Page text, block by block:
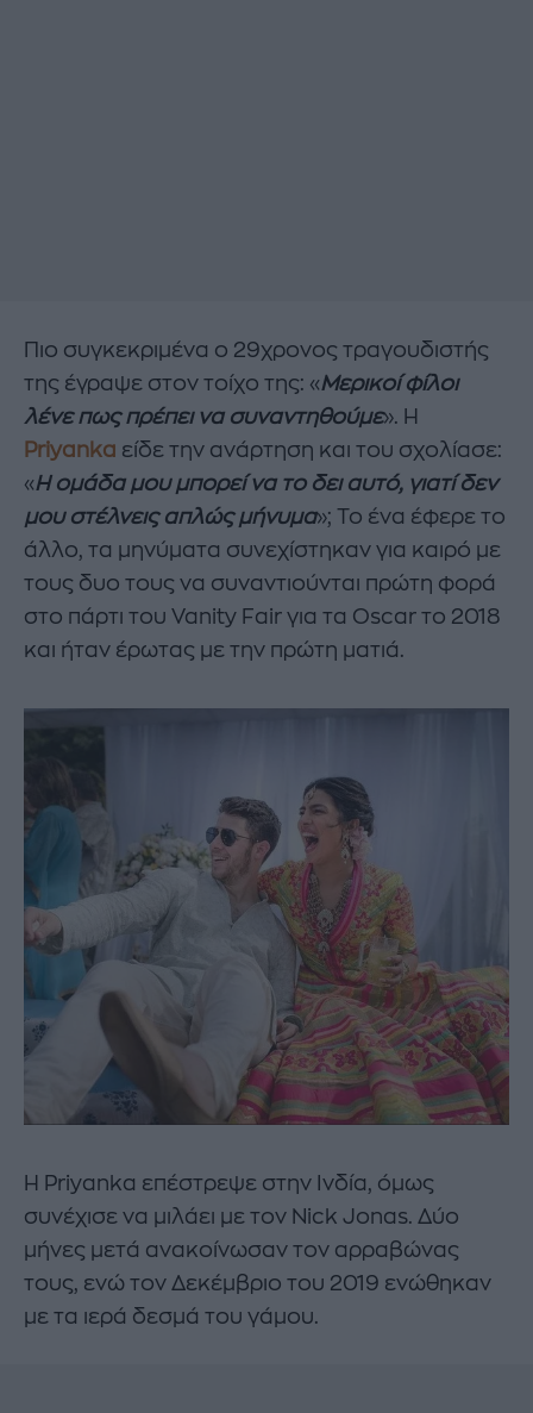
Πιο συγκεκριμένα ο 29χρονος τραγουδιστής
της έγραψε στον τοίχο της: «Μερικοί φίλοι
λένε πως πρέπει να συναντηθούμε». Η
Priyanka είδε την ανάρτηση και του σχολίασε:
«Η ομάδα μου μπορεί να το δει αυτό, γιατί δεν
μου στέλνεις απλώς μήνυμα»; Το ένα έφερε το
άλλο, τα μηνύματα συνεχίστηκαν για καιρό με
τους δυο τους να συναντιούνται πρώτη φορά
στο πάρτι του Vanity Fair για τα Oscar το 2018
και ήταν έρωτας με την πρώτη ματιά.
Η Priyanka επέστρεψε στην Ινδία, όμως
συνέχισε να μιλάει με τον Nick Jonas. Δύο
μήνες μετά ανακοίνωσαν τον αρραβώνας
τους, ενώ τον Δεκέμβριο του 2019 ενώθηκαν
με τα ιερά δεσμά του γάμου.